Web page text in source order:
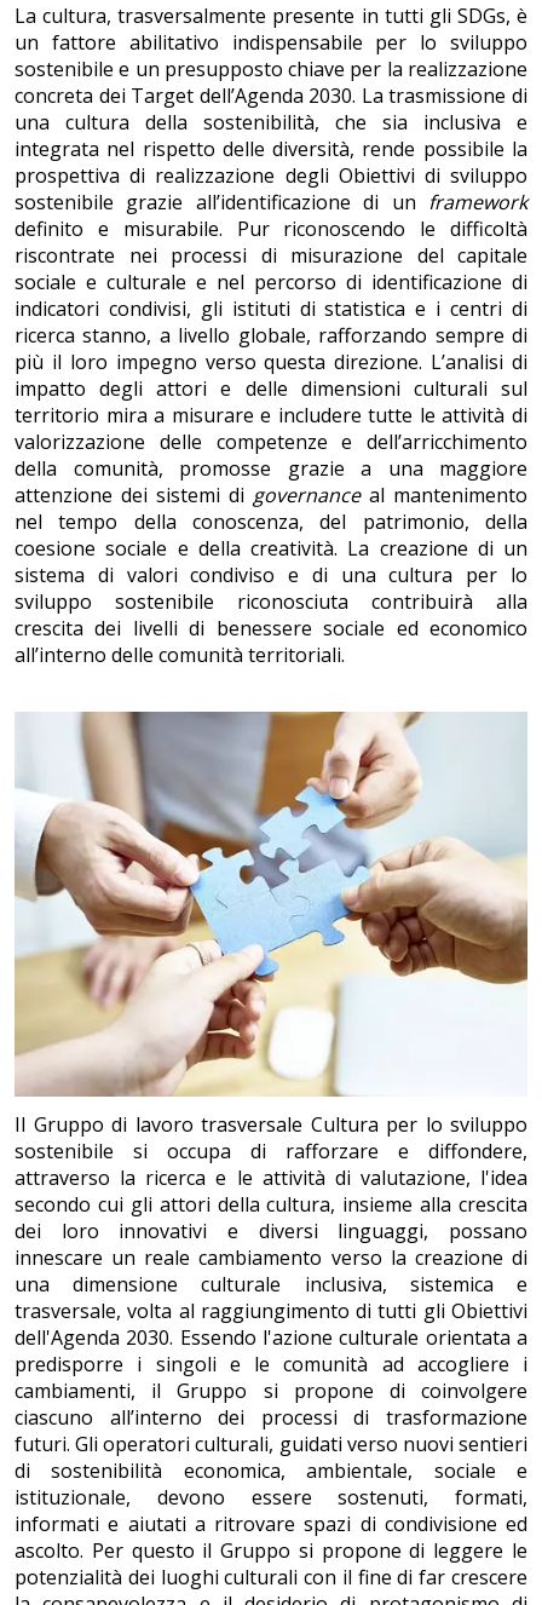
La cultura, trasversalmente presente in tutti gli SDGs, è
un fattore abilitativo indispensabile per lo sviluppo
sostenibile e un presupposto chiave per la realizzazione
concreta dei Target dell’Agenda 2030. La trasmissione di
una cultura della sostenibilità, che sia inclusiva e
integrata nel rispetto delle diversità, rende possibile la
prospettiva di realizzazione degli Obiettivi di sviluppo
sostenibile grazie all’identificazione di un framework
definito e misurabile. Pur riconoscendo le difficoltà
riscontrate nei processi di misurazione del capitale
sociale e culturale e nel percorso di identificazione di
indicatori condivisi, gli istituti di statistica e i centri di
ricerca stanno, a livello globale, rafforzando sempre di
più il loro impegno verso questa direzione. L’analisi di
impatto degli attori e delle dimensioni culturali sul
territorio mira a misurare e includere tutte le attività di
valorizzazione delle competenze e dell’arricchimento
della comunità, promosse grazie a una maggiore
attenzione dei sistemi di governanceal mantenimento
nel tempo della conoscenza, del patrimonio, della
coesione sociale e della creatività. La creazione di un
sistema di valori condiviso e di una cultura per lo
sviluppo sostenibile riconosciuta contribuirà alla
crescita dei livelli di benessere sociale ed economico
all’interno delle comunità territoriali.
Il Gruppo di lavoro trasversale Cultura per lo sviluppo
sostenibile si occupa di rafforzare e diffondere,
attraverso la ricerca e le attività di valutazione, l'idea
secondo cui gli attori della cultura, insieme alla crescita
dei loro innovativi e diversi linguaggi, possano
innescare un reale cambiamento verso la creazione di
una dimensione culturale inclusiva, sistemica e
trasversale, volta al raggiungimento di tutti gli Obiettivi
dell'Agenda 2030. Essendo l'azione culturale orientata a
predisporre i singoli e le comunità ad accogliere i
cambiamenti, il Gruppo si propone di coinvolgere
ciascuno all’interno dei processi di trasformazione
futuri. Gli operatori culturali, guidati verso nuovi sentieri
di sostenibilità economica, ambientale, sociale e
istituzionale, devono essere sostenuti, formati,
informati e aiutati a ritrovare spazi di condivisione ed
ascolto. Per questo il Gruppo si propone di leggere le
potenzialità dei luoghi culturali con il fine di far crescere